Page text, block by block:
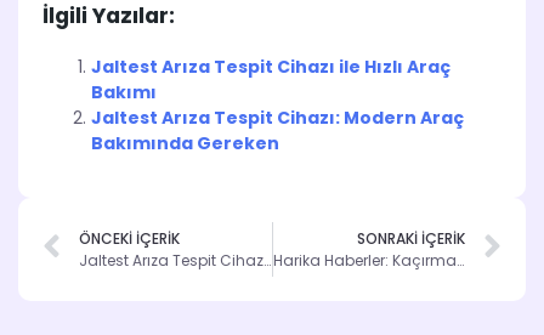
İlgili Yazılar:
Jaltest Arıza Tespit Cihazı ile Hızlı Araç
Bakımı
Jaltest Arıza Tespit Cihazı: Modern Araç
Bakımında Gereken
ÖNCEKİ İÇERİK
Jaltest Arıza Tespit Cihazı ile Araç Performansınızı Artırın
SONRAKİ İÇERİK
Harika Haberler: Kaçırmayacağınız Yenilikler